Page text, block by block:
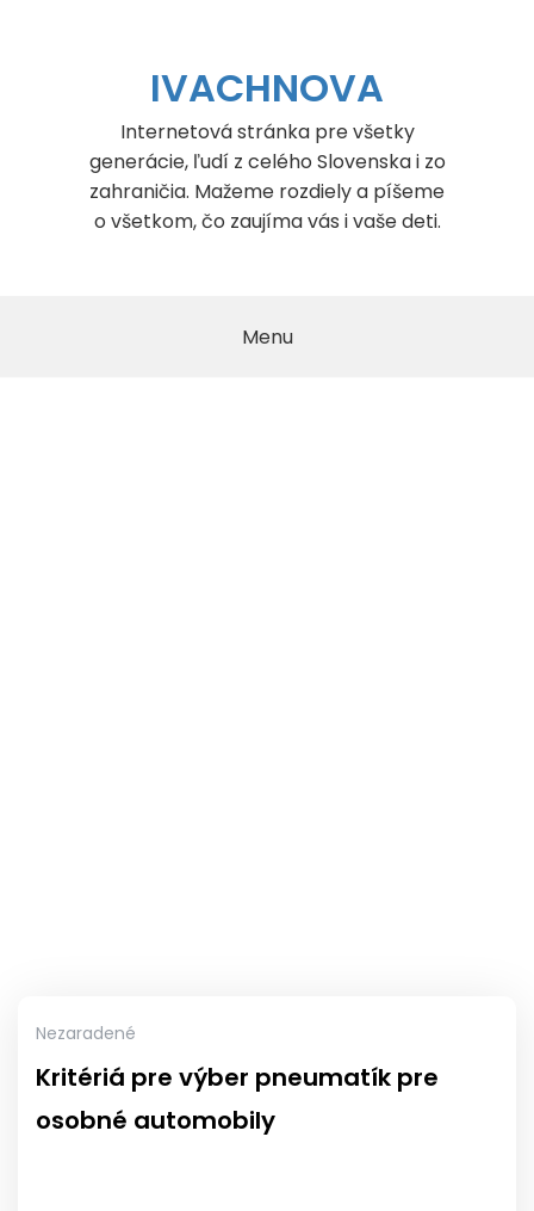
IVACHNOVA
Internetová stránka pre všetky
generácie, ľudí z celého Slovenska i zo
zahraničia. Mažeme rozdiely a píšeme
o všetkom, čo zaujíma vás i vaše deti.
Menu
Nezaradené
Kritériá pre výber pneumatík pre
osobné automobily